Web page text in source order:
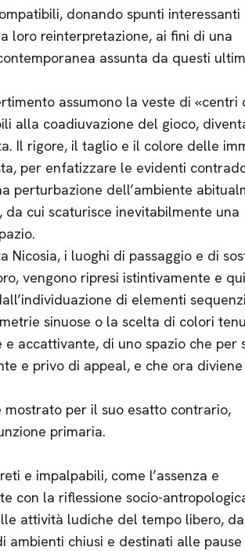
donando spunti interessanti
loro reinterpretazione, ai fini di una
assunta da questi
assumono la veste di «centri
alla coadiuvazione del gioco,
Il rigore, il taglio e il colore delle
per enfatizzare le evidenti
perturbazione dell’ambiente
cui scaturisce inevitabilmente una
Nicosia, i luoghi di passaggio e di
vengono ripresi istintivamente e qui
di elementi
sinuose o la scelta di colori
accattivante, di uno spazio che per
e privo di appeal, e che ora diviene
per il suo esatto contrario,
primaria.
e impalpabili, come l’assenza e
con la riflessione socio-
attività ludiche del tempo libero,
ambienti chiusi e destinati alle